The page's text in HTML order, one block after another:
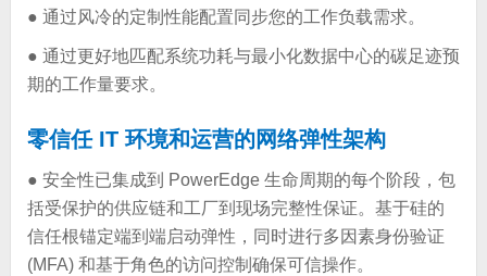
● 通过风冷的定制性能配置同步您的工作负载需求。
● 通过更好地匹配系统功耗与最小化数据中心的碳足迹预
期的工作量要求。
零信任 IT 环境和运营的网络弹性架构
● 安全性已集成到 PowerEdge 生命周期的每个阶段，包
括受保护的供应链和工厂到现场完整性保证。基于硅的
信任根锚定端到端启动弹性，同时进行多因素身份验证
(MFA) 和基于角色的访问控制确保可信操作。